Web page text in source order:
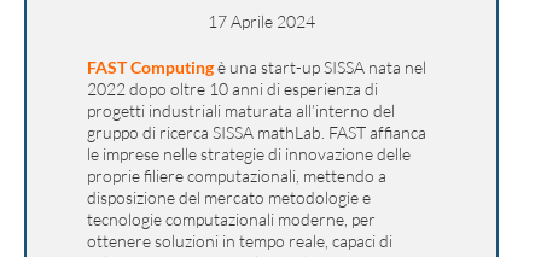
17 Aprile 2024
FAST Computingè una start-up SISSA nata nel
2022 dopo oltre 10 anni di esperienza di
progetti industriali maturata all’interno del
gruppo di ricerca SISSA mathLab . FAST affianca
le imprese nelle strategie di innovazione delle
proprie filiere computazionali, mettendo a
disposizione del mercato metodologie e
tecnologie computazionali moderne, per
ottenere soluzioni in tempo reale, capaci di